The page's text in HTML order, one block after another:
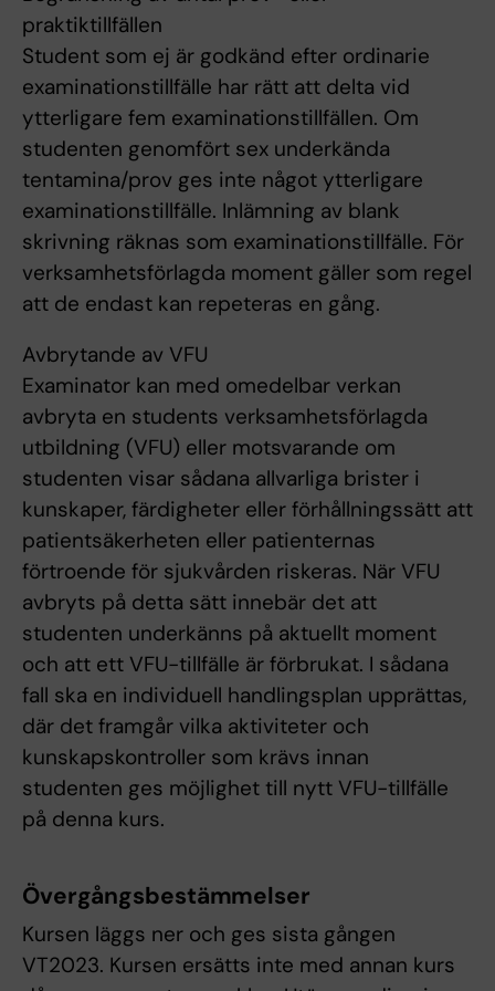
praktiktillfällen
Student som ej är godkänd efter ordinarie
examinationstillfälle har rätt att delta vid
ytterligare fem examinationstillfällen. Om
studenten genomfört sex underkända
tentamina/prov ges inte något ytterligare
examinationstillfälle. Inlämning av blank
skrivning räknas som examinationstillfälle. För
verksamhetsförlagda moment gäller som regel
att de endast kan repeteras en gång.
Avbrytande av VFU
Examinator kan med omedelbar verkan
avbryta en students verksamhetsförlagda
utbildning (VFU) eller motsvarande om
studenten visar sådana allvarliga brister i
kunskaper, färdigheter eller förhållningssätt att
patientsäkerheten eller patienternas
förtroende för sjukvården riskeras. När VFU
avbryts på detta sätt innebär det att
studenten underkänns på aktuellt moment
och att ett VFU-tillfälle är förbrukat. I sådana
fall ska en individuell handlingsplan upprättas,
där det framgår vilka aktiviteter och
kunskapskontroller som krävs innan
studenten ges möjlighet till nytt VFU-tillfälle
på denna kurs.
Övergångsbestämmelser
Kursen läggs ner och ges sista gången
VT2023. Kursen ersätts inte med annan kurs